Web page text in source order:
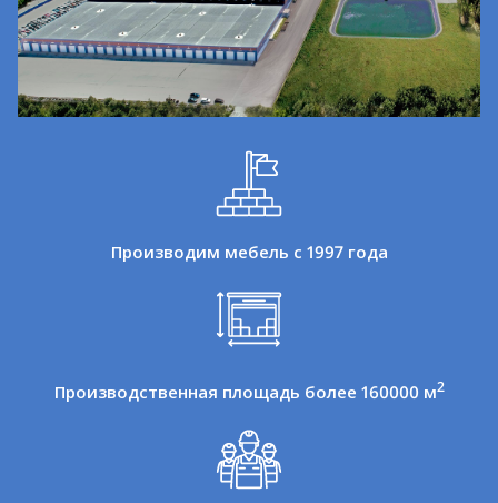
Производим мебель с 1997 года
Производственная площадь более 160000 м2